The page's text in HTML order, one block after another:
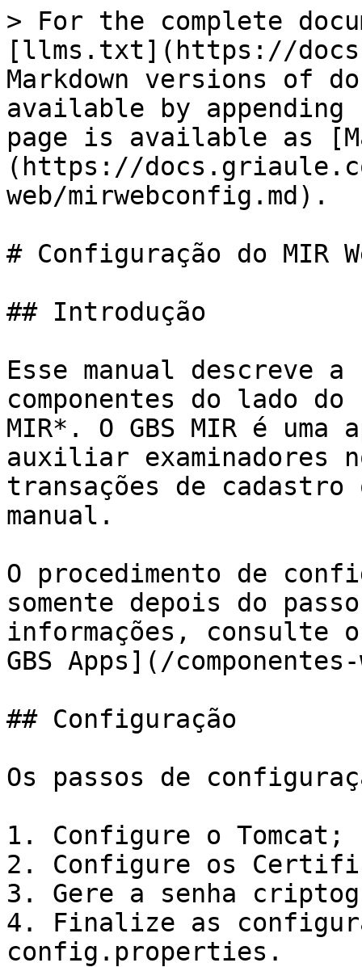
> For the complete
[llms.txt](https://
Markdown versions of
available by
page is available as
(https://
web/mirwebconfig.md).
# Configuração do MIR
## Introdução
Esse manual descreve
componentes do lado
MIR*. O GBS MIR é
auxiliar examinadores
transações de cadastro
manual.
O procedimento de
somente depois do
informações, consulte
GBS Apps](/
## Configuração
Os passos de
1. Configure o Tomcat;
2. Configure os
3. Gere a senha
4. Finalize as
config.properties.